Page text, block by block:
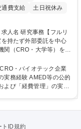
通費支給 土日祝休み
関（CRO・大学等）をつ
事務全般をお任せしま
報告書、試験関連資料、
イムライン・予算執行
・バイオテック企業
実務経験 AMED等の公的
よび「経費管理」の実務
トID規約